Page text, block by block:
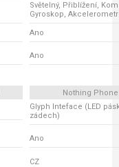
Světelný, Přiblížení,
Gyroskop, Akcelerometr
Ano
Ano
Nothing Phone
Glyph Inteface (LED
zádech)
Ano
CZ